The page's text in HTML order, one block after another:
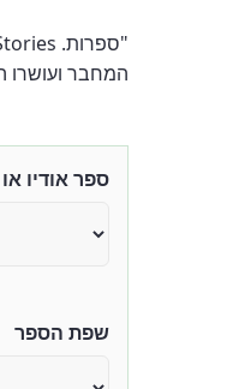
המחבר ועושרו
ספר אודיו
שפת הספר